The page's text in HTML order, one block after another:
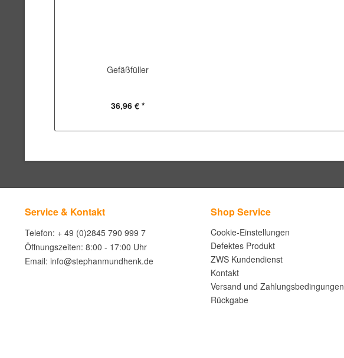
Gefäßfüller
36,96 € *
Service & Kontakt
Telefon: + 49 (0)2845 790 999 7
Öffnungszeiten: 8:00 - 17:00 Uhr
Email: info@stephanmundhenk.de
Shop Service
Cookie-Einstellungen
Defektes Produkt
ZWS Kundendienst
Kontakt
Versand und Zahlungsbedingungen
Rückgabe